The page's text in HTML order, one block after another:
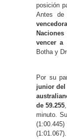
posición
Antes de
vencer a
Botha y
Por su
junior del
de 59.255
minuto.
(1:01.067).